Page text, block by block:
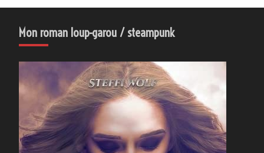
Mon roman loup-garou / steampunk